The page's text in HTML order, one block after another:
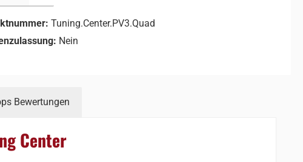
Tuning.Center.PV3.Quad
Nein
Bewertungen
Center